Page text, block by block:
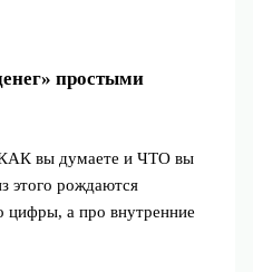
простыми
вы думаете и ЧТО вы
этого рождаются
а про внутренние